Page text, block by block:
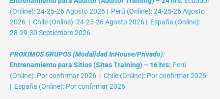
(Online): 24-25-26 Agosto 2026 | Perú (Online): 24-25-26 Agosto
2026 | Chile (Online): 24-25-26 Agosto 2026 | España (Online):
28-29-30 Septiembre 2026
PROXIMOS GRUPOS (Modalidad InHouse/Privado):
Entrenamiento para Sitios (Sites Training) – 16 hrs: Perú
(Online): Por confirmar 2026 | Chile (Online): Por confirmar 2026
| España (Online): Por confirmar 2026